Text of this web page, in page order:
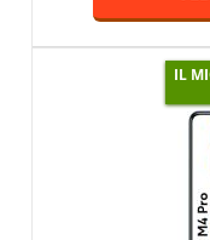
IL